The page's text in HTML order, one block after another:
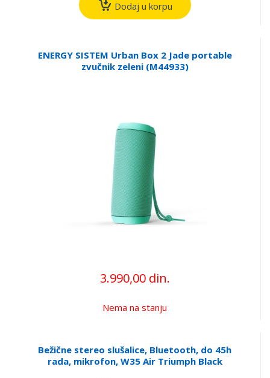
Dodaj u korpu
ENERGY SISTEM Urban Box 2 Jade portable
zvučnik zeleni (M44933)
3.990,00 din.
Nema na stanju
Bežične stereo slušalice, Bluetooth, do 45h
rada, mikrofon, W35 Air Triumph Black